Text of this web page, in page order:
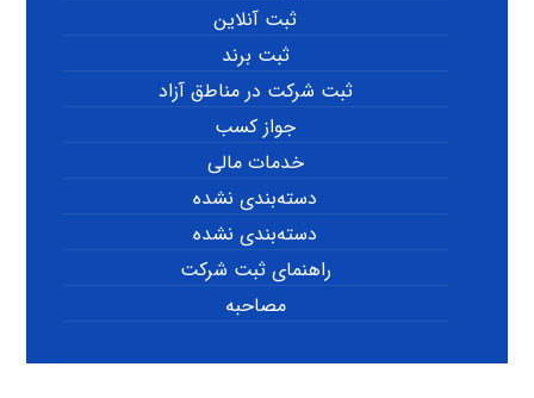
ثبت آنلاین
ثبت برند
ثبت شرکت در مناطق آزاد
جواز کسب
خدمات مالی
دسته‌بندی نشده
دسته‌بندی نشده
راهنمای ثبت شرکت
مصاحبه